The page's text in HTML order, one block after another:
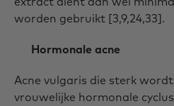
worden gebruikt [3,9,24,33].
Hormonale acne
Acne vulgaris die sterk
vrouwelijke hormonale